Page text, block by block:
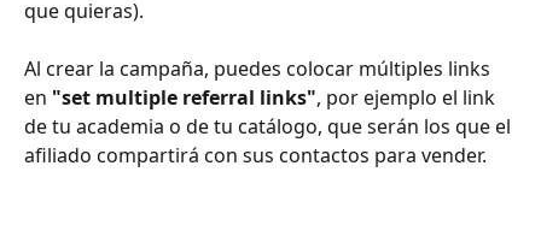
que quieras).
Al crear la campaña, puedes colocar múltiples links
en "set multiple referral links", por ejemplo el link
de tu academia o de tu catálogo, que serán los que el
afiliado compartirá con sus contactos para vender.